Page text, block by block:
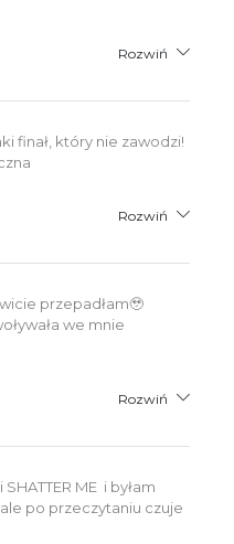
Rozwiń
finał, który nie zawodzi!
Rozwiń
przepadłam🥹
we mnie
Rozwiń
ME i byłam
po przeczytaniu czuje